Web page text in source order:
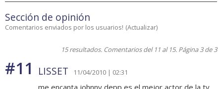
Sección de opinión
Comentarios enviados por los usuarios! (Actualizar)
15 resultados. Comentarios del 11 al 15. Página 3 de 3
#11 LISSET 11/04/2010 | 02:31